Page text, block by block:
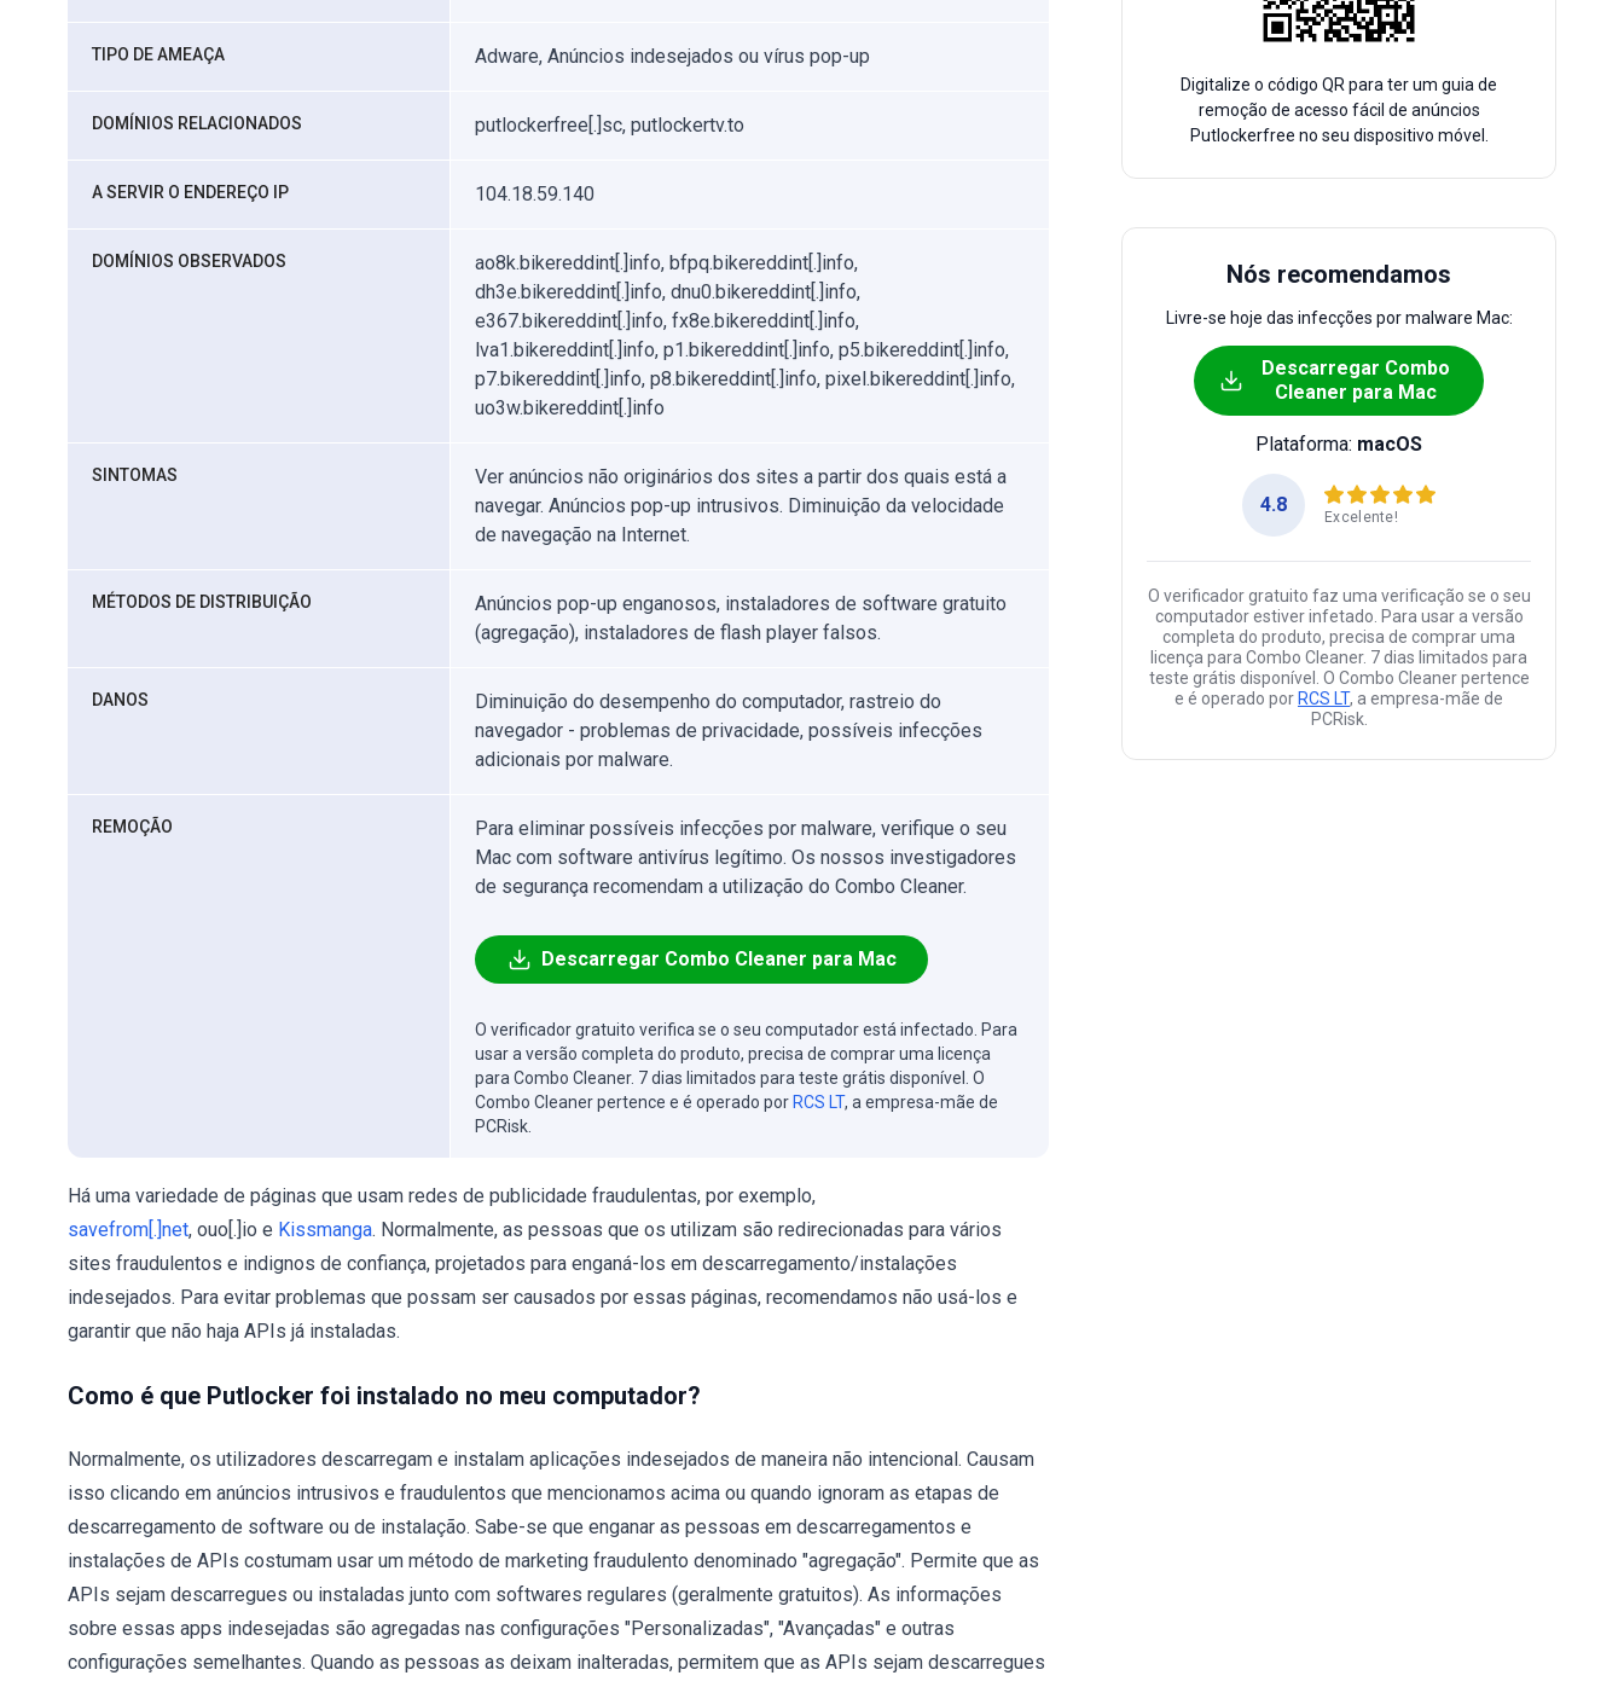
TIPO DE AMEAÇA Adware, Anúncios indesejados ou vírus pop-up
DOMÍNIOS RELACIONADOS putlockerfree[.]sc, putlockertv.to
A SERVIR O ENDEREÇO IP 104.18.59.140
DOMÍNIOS OBSERVADOS
ao8k.bikereddint[.]info, bfpq.bikereddint[.]info,
dh3e.bikereddint[.]info, dnu0.bikereddint[.]info,
e367.bikereddint[.]info, fx8e.bikereddint[.]info,
lva1.bikereddint[.]info, p1.bikereddint[.]info, p5.bikereddint[.]info,
p7.bikereddint[.]info, p8.bikereddint[.]info, pixel.bikereddint[.]info,
uo3w.bikereddint[.]info
SINTOMAS
Ver anúncios não originários dos sites a partir dos quais está a
navegar. Anúncios pop-up intrusivos. Diminuição da velocidade
de navegação na Internet.
MÉTODOS DE DISTRIBUIÇÃO
Anúncios pop-up enganosos, instaladores de software gratuito
(agregação), instaladores de flash player falsos.
DANOS
Diminuição do desempenho do computador, rastreio do
navegador - problemas de privacidade, possíveis infecções
adicionais por malware.
REMOÇÃO
Para eliminar possíveis infecções por malware, verifique o seu
Mac com software antivírus legítimo. Os nossos investigadores
de segurança recomendam a utilização do Combo Cleaner.
Descarregar Combo Cleaner para Mac
O verificador gratuito verifica se o seu computador está infectado. Para
usar a versão completa do produto, precisa de comprar uma licença
para Combo Cleaner. 7 dias limitados para teste grátis disponível. O
Combo Cleaner pertence e é operado por RCS LT, a empresa-mãe de
PCRisk.
Há uma variedade de páginas que usam redes de publicidade fraudulentas, por exemplo,
savefrom[.]net, ouo[.]io e Kissmanga. Normalmente, as pessoas que os utilizam são redirecionadas para vários
sites fraudulentos e indignos de confiança, projetados para enganá-los em descarregamento/instalações
indesejados. Para evitar problemas que possam ser causados por essas páginas, recomendamos não usá-los e
garantir que não haja APIs já instaladas.
Como é que Putlocker foi instalado no meu computador?
Normalmente, os utilizadores descarregam e instalam aplicações indesejados de maneira não intencional. Causam
isso clicando em anúncios intrusivos e fraudulentos que mencionamos acima ou quando ignoram as etapas de
descarregamento de software ou de instalação. Sabe-se que enganar as pessoas em descarregamentos e
instalações de APIs costumam usar um método de marketing fraudulento denominado "agregação". Permite que as
APIs sejam descarregues ou instaladas junto com softwares regulares (geralmente gratuitos). As informações
sobre essas apps indesejadas são agregadas nas configurações "Personalizadas", "Avançadas" e outras
configurações semelhantes. Quando as pessoas as deixam inalteradas, permitem que as APIs sejam descarregues
Digitalize o código QR para ter um guia de
remoção de acesso fácil de anúncios
Putlockerfree no seu dispositivo móvel.
Nós recomendamos
Livre-se hoje das infecções por malware Mac:
Descarregar Combo
Cleaner para Mac
Plataforma: macOS
4.8
Excelente!
O verificador gratuito faz uma verificação se o seu
computador estiver infetado. Para usar a versão
completa do produto, precisa de comprar uma
licença para Combo Cleaner. 7 dias limitados para
teste grátis disponível. O Combo Cleaner pertence
e é operado por RCS LT, a empresa-mãe de
PCRisk.